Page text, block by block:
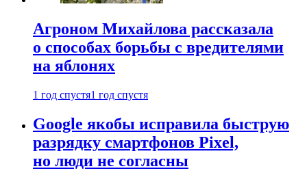
Агроном Михайлова рассказала
о способах борьбы с вредителями
на яблонях
1 год спустя1 год спустя
Google якобы исправила быструю
разрядку смартфонов Pixel,
но люди не согласны